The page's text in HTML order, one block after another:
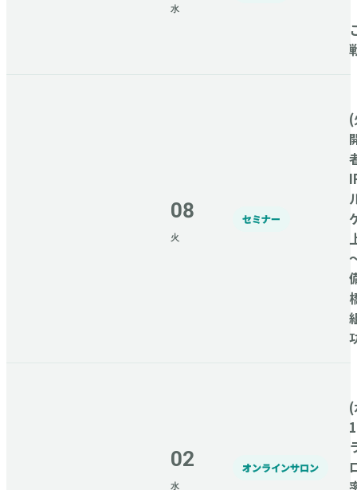
水
08
火
セミナー
02
水
オンラインサロン